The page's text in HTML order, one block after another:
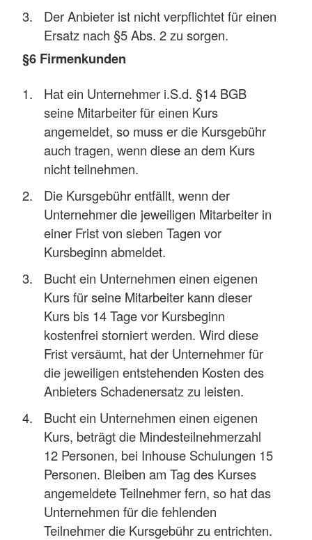
Der Anbieter ist nicht verpflichtet für einen
Ersatz nach §5 Abs. 2 zu sorgen.
§6 Firmenkunden
Hat ein Unternehmer i.S.d. §14 BGB
seine Mitarbeiter für einen Kurs
angemeldet, so muss er die Kursgebühr
auch tragen, wenn diese an dem Kurs
nicht teilnehmen.
Die Kursgebühr entfällt, wenn der
Unternehmer die jeweiligen Mitarbeiter in
einer Frist von sieben Tagen vor
Kursbeginn abmeldet.
Bucht ein Unternehmen einen eigenen
Kurs für seine Mitarbeiter kann dieser
Kurs bis 14 Tage vor Kursbeginn
kostenfrei storniert werden. Wird diese
Frist versäumt, hat der Unternehmer für
die jeweiligen entstehenden Kosten des
Anbieters Schadenersatz zu leisten.
Bucht ein Unternehmen einen eigenen
Kurs, beträgt die Mindesteilnehmerzahl
12 Personen, bei Inhouse Schulungen 15
Personen. Bleiben am Tag des Kurses
angemeldete Teilnehmer fern, so hat das
Unternehmen für die fehlenden
Teilnehmer die Kursgebühr zu entrichten.